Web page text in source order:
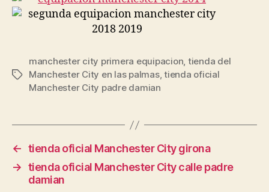
Etiquetas
manchester city primera equipacion, tienda del
Manchester City en las palmas,tienda oficial
Manchester City padre damian
← tienda oficial Manchester City girona
→ tienda oficial Manchester City calle padre
damian